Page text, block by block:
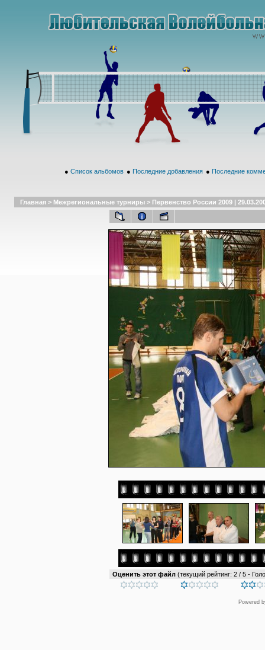
● Список альбомов ● Последние добавления ● Последние
Главная > Межрегиональные турниры > Первенство России 2009 |
Оценить этот файл (текущий рейтинг: 2 / 5 -
Powered